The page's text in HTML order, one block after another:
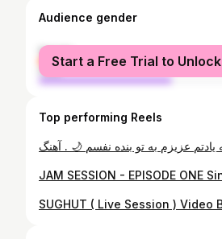
Audience gender
female
male
Start a Free Trial to Unlock
Top performing Reels